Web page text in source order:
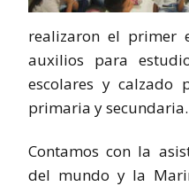
realizaron el primer
auxilios para
escolares y calzado
primaria y secundaria.
Contamos con la
del mundo y la